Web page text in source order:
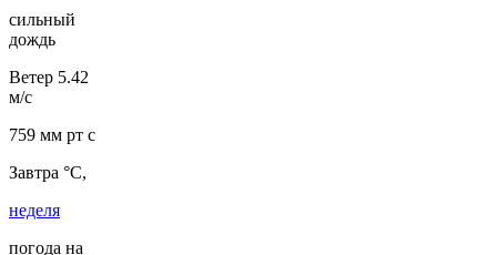
сильный
дождь
Ветер 5.42
м/с
759 мм рт с
Завтра °C,
неделя
погода на